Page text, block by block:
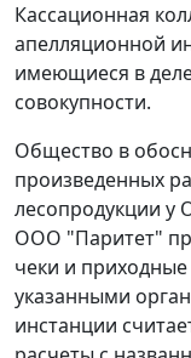
Кассационная
апелляционной
имеющиеся в
совокупности.
Общество в
произведенных
лесопродукции
ООО "Паритет"
чеки и
указанными
инстанции